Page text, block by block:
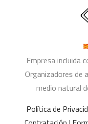
Empresa incluida
Organizadores de
medio natural
Política de